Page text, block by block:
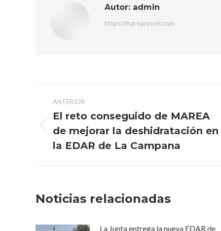
Autor: admin
https://marearusvel.com
Navegación
entre
publicaciones
ANTERIOR
Publicación
anterior:
El reto conseguido de MAREA
de mejorar la deshidratación en
la EDAR de La Campana
Noticias relacionadas
La Junta entrega la nueva EDAR de